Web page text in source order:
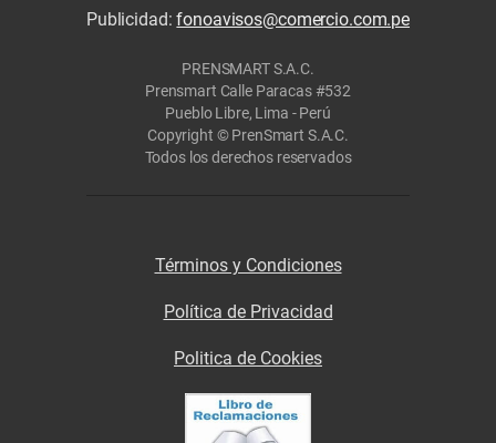
Publicidad:fonoavisos@comercio.com.pe
PRENSMART S.A.C.
Prensmart Calle Paracas #532
Pueblo Libre, Lima - Perú
Copyright © PrenSmart S.A.C.
Todos los derechos reservados
Términos y Condiciones
Política de Privacidad
Politica de Cookies